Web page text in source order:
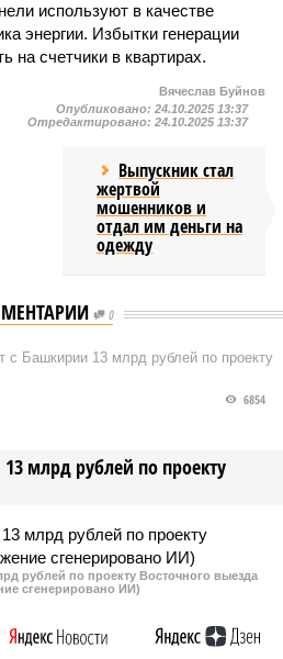
используют в качестве
энергии. Избытки генерации
на счетчики в квартирах.
Вячеслав Буйнов
Опубликовано: 24.10.2025 13:37
Отредактировано: 24.10.2025 13:37
Выпускник стал
жертвой
мошенников и
отдал им деньги на
одежду
0
с Башкирии 13 млрд рублей по проекту
млрд рублей по проекту
6854
рублей по проекту Восточного выезда
сгенерировано ИИ)